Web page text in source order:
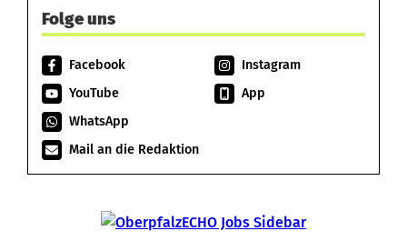
Folge uns
Facebook
Instagram
YouTube
App
WhatsApp
Mail an die Redaktion